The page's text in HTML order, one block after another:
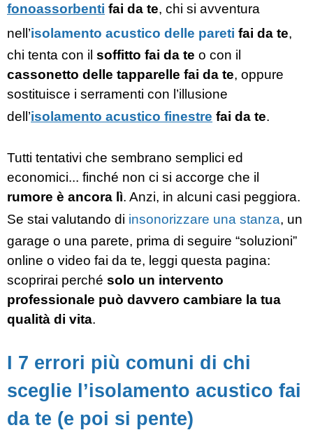
fonoassorbenti fai da te, chi si avventura
nell’isolamento acustico delle pareti fai da te,
chi tenta con il soffitto fai da te o con il
cassonetto delle tapparelle fai da te, oppure
sostituisce i serramenti con l’illusione
dell’isolamento acustico finestre fai da te.
Tutti tentativi che sembrano semplici ed
economici... finché non ci si accorge che il
rumore è ancora lì. Anzi, in alcuni casi peggiora.
Se stai valutando di insonorizzare una stanza, un
garage o una parete, prima di seguire “soluzioni”
online o video fai da te, leggi questa pagina:
scoprirai perché solo un intervento
professionale può davvero cambiare la tua
qualità di vita.
I 7 errori più comuni di chi
sceglie l’isolamento acustico fai
da te (e poi si pente)